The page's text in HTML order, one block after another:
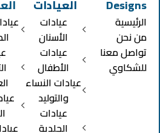
Designs
الرئيسية
من نحن
تواصل معنا
للشكاوي
العيادات
عيادات
الأسنان
عيادات
الأطفال
عيادات النساء
والتوليد
عيادات
الجلدية